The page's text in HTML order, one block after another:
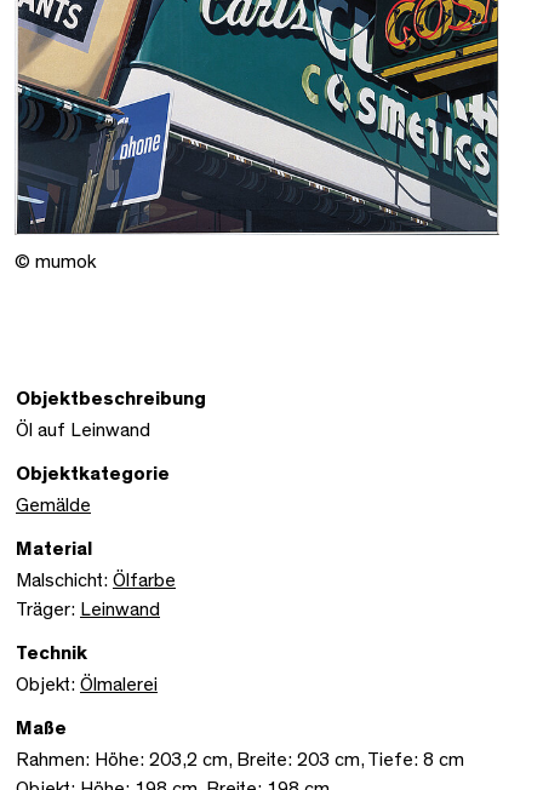
© mumok
Objektbeschreibung
Öl auf Leinwand
Objektkategorie
Gemälde
Material
Malschicht: Ölfarbe
Träger: Leinwand
Technik
Objekt: Ölmalerei
Maße
Rahmen: Höhe: 203,2 cm, Breite: 203 cm, Tiefe: 8 cm